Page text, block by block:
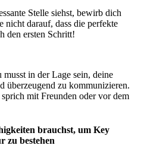
Stelle siehst, bewirb dich
nicht darauf, dass die perfekte
den ersten Schritt!
in der Lage sein, deine
überzeugend zu kommunizieren.
mit Freunden oder vor dem
brauchst, um Key
zu bestehen